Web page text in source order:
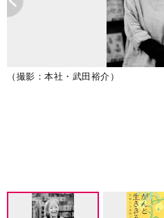
（撮影：本社・武田裕介）